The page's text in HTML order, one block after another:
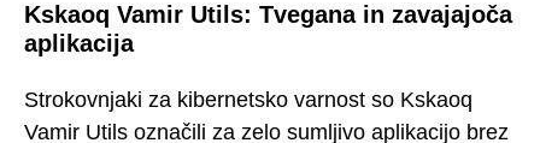
Kskaoq Vamir Utils: Tvegana in zavajajoča
aplikacija
Strokovnjaki za kibernetsko varnost so Kskaoq
Vamir Utils označili za zelo sumljivo aplikacijo brez